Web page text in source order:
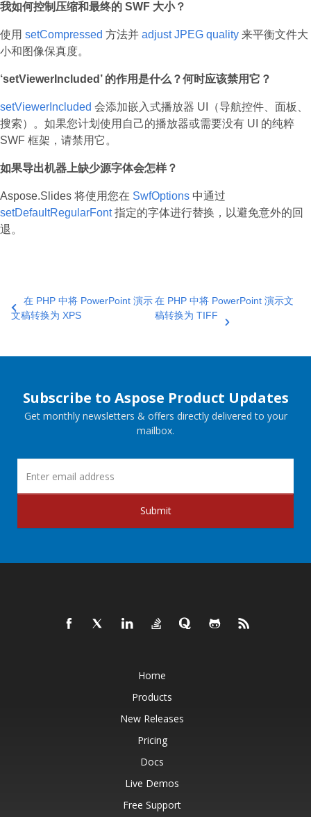
我如何控制压缩和最终的 SWF 大小？
使用 setCompressed 方法并 adjust JPEG quality 来平衡文件大
小和图像保真度。
‘setViewerIncluded’ 的作用是什么？何时应该禁用它？
setViewerIncluded 会添加嵌入式播放器 UI（导航控件、面板、
搜索）。如果您计划使用自己的播放器或需要没有 UI 的纯粹
SWF 框架，请禁用它。
如果导出机器上缺少源字体会怎样？
Aspose.Slides 将使用您在 SwfOptions 中通过
setDefaultRegularFont指定的字体进行替换，以避免意外的回
退。
在 PHP 中将 PowerPoint 演示
文稿转换为 XPS
在 PHP 中将 PowerPoint 演示文
稿转换为 TIFF
Subscribe to Aspose Product Updates
Get monthly newsletters & offers directly delivered to your
mailbox.
Submit
Home
Products
New Releases
Pricing
Docs
Live Demos
Free Support